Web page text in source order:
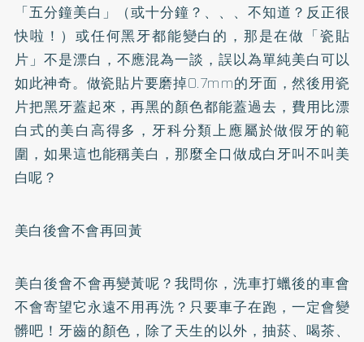
「五分鐘美白」（或十分鐘？、、、不知道？反正很
快啦！）或任何黑牙都能變白的，那是在做「瓷貼
片 」不是漂白，不應混為一談，誤以為單純美白可以
如此神奇。做瓷貼片要磨掉0.7mm的牙面，然後用瓷
片把黑牙蓋起來，再黑的顏色都能蓋過去，費用比漂
白式的美白高得多，牙科分類上應屬於做假牙的範
圍，如果這也能稱美白，那麼全口做成白牙叫不叫美
白呢？
美白後會不會再回黃
美白後會不會再變黃呢？我問你，洗車打蠟後的車會
不會寄望它永遠不用再洗？只要車子在跑，一定會變
髒吧！牙齒的顏色，除了天生的以外，抽菸、喝茶、